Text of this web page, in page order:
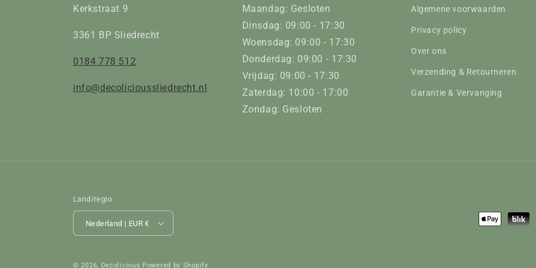
Kerkstraat 9
3361 BP Sliedrecht
0184 778 512
info@decolicioussliedrecht.nl
Maandag: Gesloten
Dinsdag: 09:00 - 17:30
Woensdag: 09:00 - 17:30
Donderdag: 09:00 - 17:30
Vrijdag: 09:00 - 17:30
Zaterdag: 10:00 - 17:00
Zondag: Gesloten
Algemene voorwaarden
Privacy policy
Over ons
Verzending & Retourneren
Garantie & Vervanging
Land/regio
Nederland | EUR €
© 2026, Decolicious Powered by Shopify